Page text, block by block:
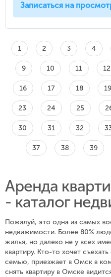
Записаться на
1 2 3 4
9 10 11 12
16 17 18 19
23 24 25
30 31 32
37 38 39
Аренда
- каталог
Пожалуй, это одна из самых
недвижимости. Более 80%
жилья, но далеко не у всех
квартиру. Кто-то хочет
семью, приезжает в Омск в
снять квартиру в Омске